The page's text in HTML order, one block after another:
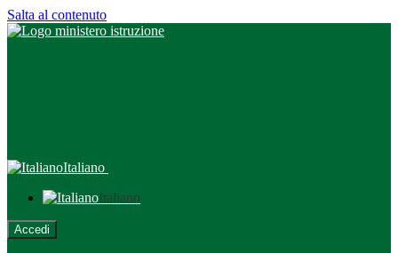
Salta al contenuto
Italiano
Italiano
Accedi